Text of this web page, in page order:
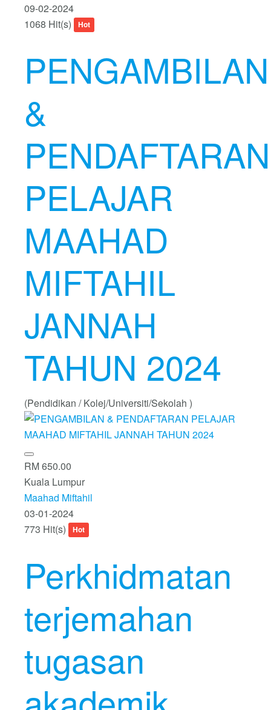
09-02-2024
1068 Hit(s)
Hot
PENGAMBILAN
&
PENDAFTARAN
PELAJAR
MAAHAD
MIFTAHIL
JANNAH
TAHUN 2024
(Pendidikan / Kolej/Universiti/Sekolah )
RM 650.00
Kuala Lumpur
Maahad Miftahil
03-01-2024
773 Hit(s)
Hot
Perkhidmatan
terjemahan
tugasan